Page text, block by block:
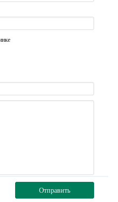
Отправить